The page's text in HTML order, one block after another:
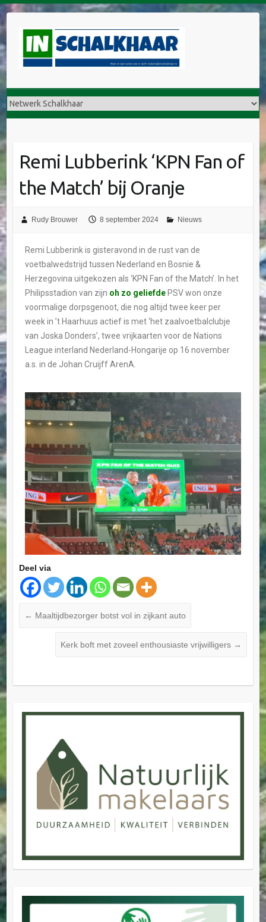
Remi Lubberink ‘KPN Fan of
the Match’ bij Oranje
Rudy Brouwer 8 september 2024 Nieuws
Remi Lubberink is gisteravond in de rust van de
voetbalwedstrijd tussen Nederland en Bosnie &
Herzegovina uitgekozen als ‘KPN Fan of the Match’. In het
Philipsstadion van zijn oh zo geliefdePSV won onze
voormalige dorpsgenoot, die nog altijd twee keer per
week in ’t Haarhuus actief is met ‘het zaalvoetbalclubje
van Joska Donders’, twee vrijkaarten voor de Nations
League interland Nederland-Hongarije op 16 november
a.s. in de Johan Cruijff ArenA.
Deel via
← Maaltijdbezorger botst vol in zijkant auto
Kerk boft met zoveel enthousiaste vrijwilligers →